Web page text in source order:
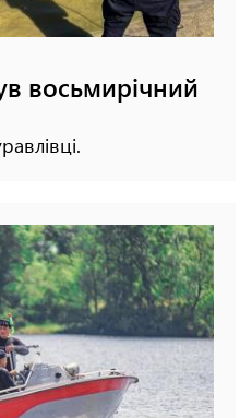
восьмирічний